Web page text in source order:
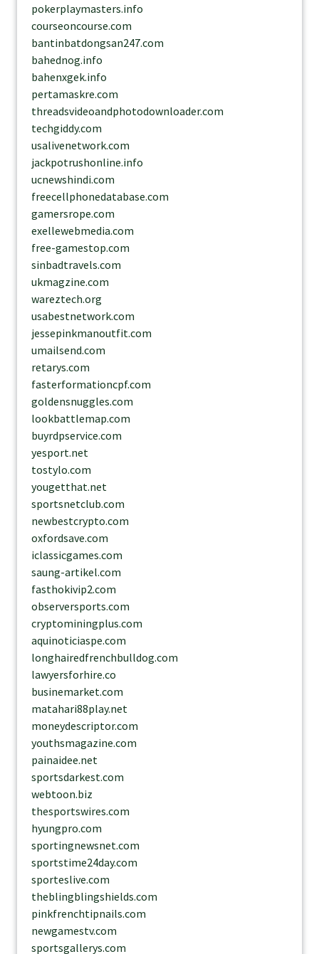
pokerplaymasters.info
courseoncourse.com
bantinbatdongsan247.com
bahednog.info
bahenxgek.info
pertamaskre.com
threadsvideoandphotodownloader.com
techgiddy.com
usalivenetwork.com
jackpotrushonline.info
ucnewshindi.com
freecellphonedatabase.com
gamersrope.com
exellewebmedia.com
free-gamestop.com
sinbadtravels.com
ukmagzine.com
wareztech.org
usabestnetwork.com
jessepinkmanoutfit.com
umailsend.com
retarys.com
fasterformationcpf.com
goldensnuggles.com
lookbattlemap.com
buyrdpservice.com
yesport.net
tostylo.com
yougetthat.net
sportsnetclub.com
newbestcrypto.com
oxfordsave.com
iclassicgames.com
saung-artikel.com
fasthokivip2.com
observersports.com
cryptominingplus.com
aquinoticiaspe.com
longhairedfrenchbulldog.com
lawyersforhire.co
businemarket.com
matahari88play.net
moneydescriptor.com
youthsmagazine.com
painaidee.net
sportsdarkest.com
webtoon.biz
thesportswires.com
hyungpro.com
sportingnewsnet.com
sportstime24day.com
sporteslive.com
theblingblingshields.com
pinkfrenchtipnails.com
newgamestv.com
sportsgallerys.com